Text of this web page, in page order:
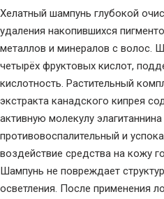
Хелатный шампунь глубокой
удаления накопившихся
металлов и минералов с волос.
четырёх фруктовых кислот, поддерживающих необходимую
кислотность. Растительный
экстракта канадского кипрея
активную молекулу
противовоспалительный и
воздействие средства на кожу
Шампунь не повреждает
осветления. После применения